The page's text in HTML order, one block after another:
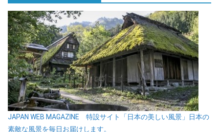
JAPAN WEB MAGAZINE 特設サイト「日本の美しい風景」日本の
素敵な風景を毎日お届けします。